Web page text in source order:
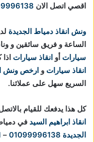
اقصي اتصل الان
ونش انقاذ دمياط الجديدة
الساعة و فريق سائقين و
سيارات أو انقاذ سيارات
انقاذ سيارات و ارخص ونش
السريع سهل على عملائنا.
كل هذا يدفعك للقيام
انقاذ ابراهيم السيد في
الجديدة 01099996138
–